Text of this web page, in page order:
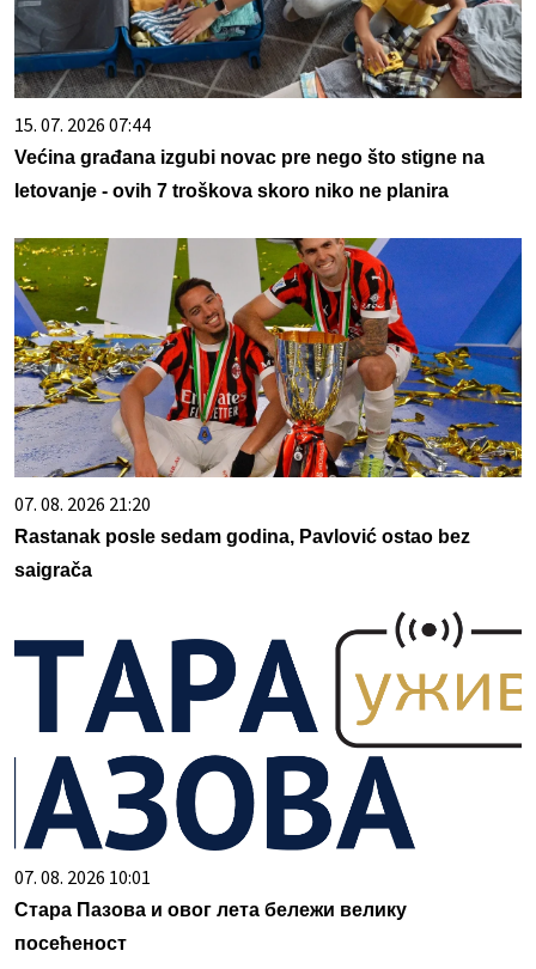
15. 07. 2026 07:44
Većina građana izgubi novac pre nego što stigne na
letovanje - ovih 7 troškova skoro niko ne planira
07. 08. 2026 21:20
Rastanak posle sedam godina, Pavlović ostao bez
saigrača
07. 08. 2026 10:01
Стара Пазова и овог лета бележи велику
посећеност